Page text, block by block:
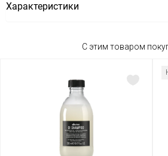
Характеристики
С этим товаром